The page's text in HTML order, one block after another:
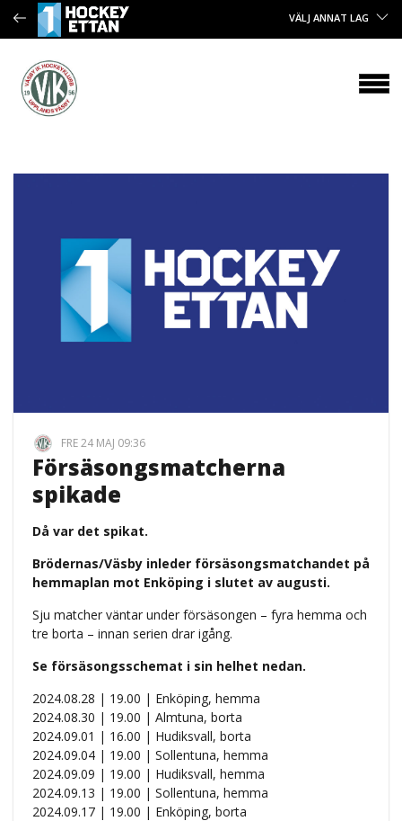
VÄLJ ANNAT LAG
FRE 24 MAJ 09:36
Försäsongsmatcherna
spikade
Då var det spikat.
Brödernas/Väsby inleder försäsongsmatchandet på
hemmaplan mot Enköping i slutet av augusti.
Sju matcher väntar under försäsongen – fyra hemma och
tre borta – innan serien drar igång.
Se försäsongsschemat i sin helhet nedan.
2024.08.28 | 19.00 | Enköping, hemma
2024.08.30 | 19.00 | Almtuna, borta
2024.09.01 | 16.00 | Hudiksvall, borta
2024.09.04 | 19.00 | Sollentuna, hemma
2024.09.09 | 19.00 | Hudiksvall, hemma
2024.09.13 | 19.00 | Sollentuna, hemma
2024.09.17 | 19.00 | Enköping, borta